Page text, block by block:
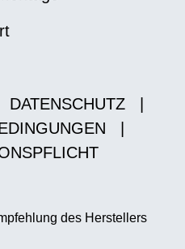
DATENSCHUTZ
des Herstellers